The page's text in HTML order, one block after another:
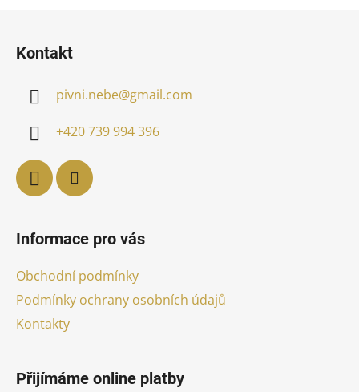
Kontakt
pivni.nebe@gmail.com
+420 739 994 396
Informace pro vás
Obchodní podmínky
Podmínky ochrany osobních údajů
Kontakty
Přijímáme online platby